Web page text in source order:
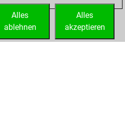
Alles
akzeptieren
Alles
ablehnen